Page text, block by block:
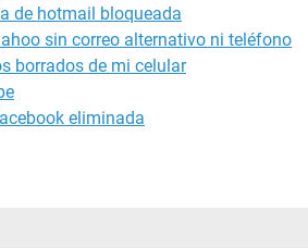
de hotmail bloqueada
sin correo alternativo ni teléfono
borrados de mi celular
eliminada